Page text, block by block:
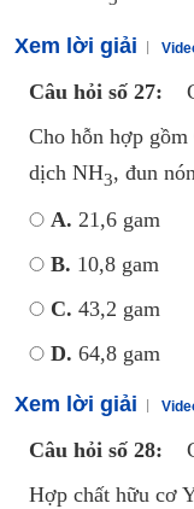
Xem lời giải
Câu hỏi số 27:
Cho hỗn hợp
dịch NH3, đun
A. 21,6 gam
B. 10,8 gam
C. 43,2 gam
D. 64,8 gam
Xem lời giải
Câu hỏi số 28:
Hợp chất hữu cơ